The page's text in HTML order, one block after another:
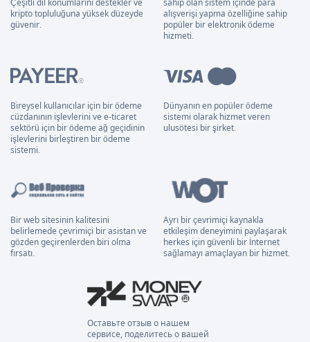
Çeşitli dil konumlarını destekler ve
kripto topluluğuna yüksek düzeyde
güvenir.
sahip olan sistem içinde para
alışverişi yapma özelliğine sahip
popüler bir elektronik ödeme
hizmeti.
Bireysel kullanıcılar için bir ödeme
cüzdanının işlevlerini ve e-ticaret
sektörü için bir ödeme ağ geçidinin
işlevlerini birleştiren bir ödeme
sistemi.
Dünyanın en popüler ödeme
sistemi olarak hizmet veren
ulusötesi bir şirket.
Bir web sitesinin kalitesini
belirlemede çevrimiçi bir asistan ve
gözden geçirenlerden biri olma
fırsatı.
Ayrı bir çevrimiçi kaynakla
etkileşim deneyimini paylaşarak
herkes için güvenli bir İnternet
sağlamayı amaçlayan bir hizmet.
Оставьте отзыв о нашем
сервисе, поделитесь о вашей